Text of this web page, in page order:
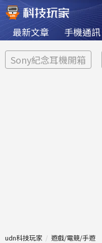
最新文章 手機通訊
Sony紀念耳機開箱
udn科技玩家 遊戲/電競/手遊